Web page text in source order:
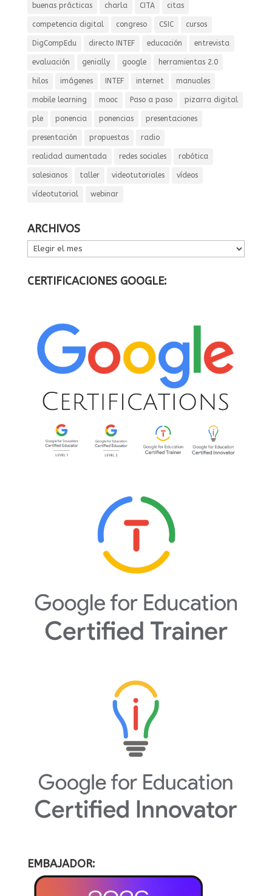
buenas prácticas charla CITA citas
competencia digital congreso CSIC cursos
DigCompEdu directo INTEF educación entrevista
evaluación genially google herramientas 2.0
hilos imágenes INTEF internet manuales
mobile learning mooc Paso a paso pizarra digital
ple ponencia ponencias presentaciones
presentación propuestas radio
realidad aumentada redes sociales robótica
salesianos taller videotutoriales vídeos
vídeotutorial webinar
ARCHIVOS
ARCHIVOS
CERTIFICACIONES GOOGLE:
EMBAJADOR: